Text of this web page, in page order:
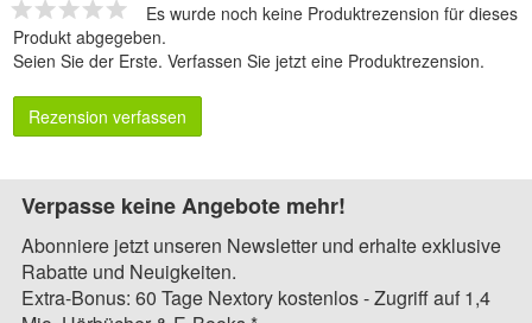
Es wurde noch keine Produktrezension für dieses
Produkt abgegeben.
Seien Sie der Erste. Verfassen Sie jetzt eine Produktrezension.
Rezension verfassen
Verpasse keine Angebote mehr!
Abonniere jetzt unseren Newsletter und erhalte exklusive
Rabatte und Neuigkeiten.
Extra-Bonus: 60 Tage Nextory kostenlos - Zugriff auf 1,4